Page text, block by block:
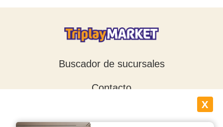
Buscador de sucursales
Contacto
X